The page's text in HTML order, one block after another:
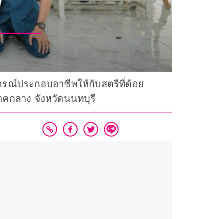
รณ์ประกอบอาชีพให้กับสตรีที่ด้อย
กลาง จังหวัดนนทบุรี